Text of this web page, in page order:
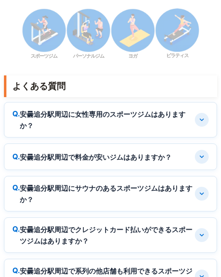
スポーツジム パーソナルジム ヨガ ピラティス
よくある質問
安曇追分駅周辺に女性専用のスポーツジムはあります
か？
安曇追分駅周辺で料金が安いジムはありますか？
安曇追分駅周辺にサウナのあるスポーツジムはあります
か？
安曇追分駅周辺でクレジットカード払いができるスポー
ツジムはありますか？
安曇追分駅周辺で系列の他店舗も利用できるスポーツジ